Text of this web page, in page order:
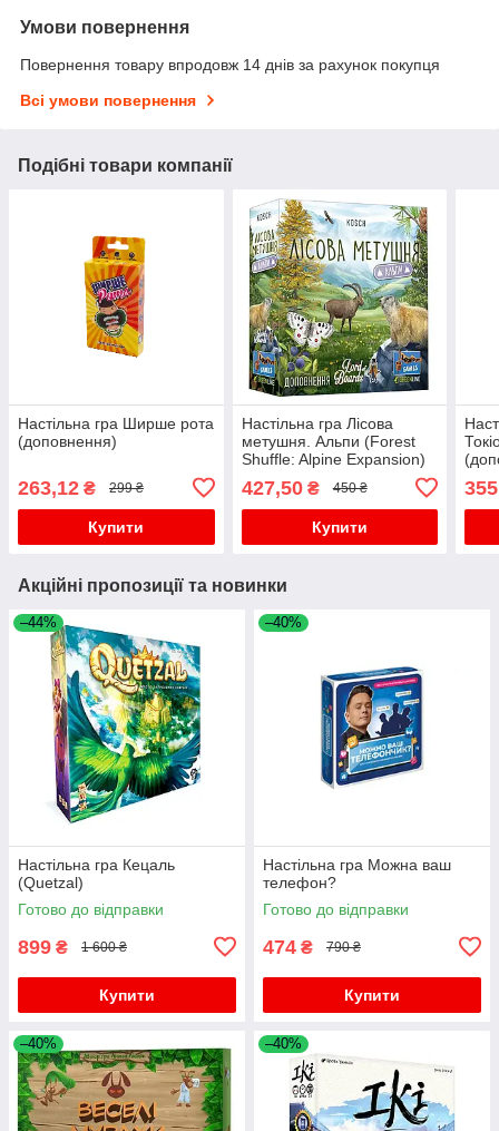
Умови повернення
Повернення товару впродовж 14 днів за рахунок покупця
Всі умови повернення
Подібні товари компанії
Настільна гра Ширше рота
(доповнення)
263,12 ₴ 299 ₴
Купити
Настільна гра Лісова
метушня. Альпи (Forest
Shuffle: Alpine Expansion)
427,50₴ 450 ₴
Купити
Акційні пропозиції та новинки
–44%
Настільна гра Кецаль
(Quetzal)
Готово до відправки
899 ₴ 1 600 ₴
Купити
–40%
Настільна гра Можна ваш
телефон?
Готово до відправки
474 ₴ 790 ₴
Купити
–40% –40%